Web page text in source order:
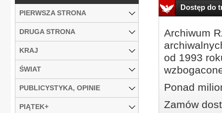
Dostęp do
Archiwum
od 1993
Ponad
Zamów
PIERWSZA STRONA
DRUGA STRONA
KRAJ
ŚWIAT
PUBLICYSTYKA, OPINIE
PIĄTEK+